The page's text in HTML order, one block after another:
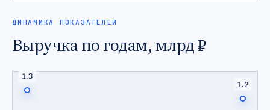
ДИНАМИКА ПОКАЗАТЕЛЕЙ
Выручка по годам, млрд ₽
1.3
1.2